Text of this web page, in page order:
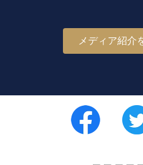
メディア紹介